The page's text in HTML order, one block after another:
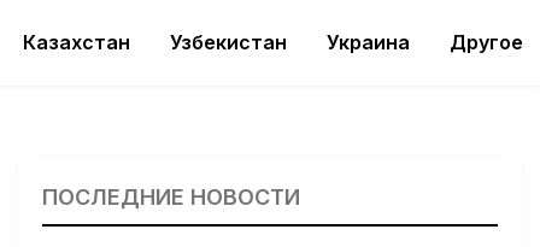
Казахстан Узбекистан Украина Другое
ПОСЛЕДНИЕ НОВОСТИ